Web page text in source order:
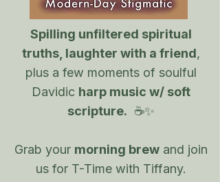
Spilling unfiltered spiritual
truths, laughter with a friend,
plus a few moments of soulful
Davidic harp music w/ soft
scripture. ☕✨
Grab your morning brewand join
us for T-Time with Tiffany.